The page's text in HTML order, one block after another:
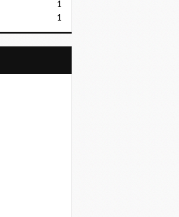
1
1